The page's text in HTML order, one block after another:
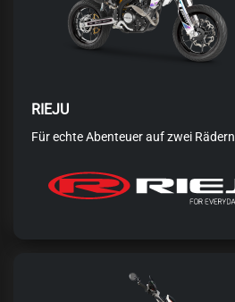
RIEJU
Für echte Abenteuer auf zwei Rädern